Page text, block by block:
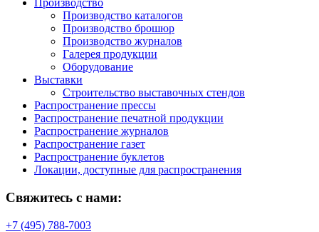
Производство
Производство каталогов
Производство брошюр
Производство журналов
Галерея продукции
Оборудование
Выставки
Строительство выставочных стендов
Распространение прессы
Распространение печатной продукции
Распространение журналов
Распространение газет
Распространение буклетов
Локации, доступные для распространения
Свяжитесь с нами:
+7 (495) 788-7003